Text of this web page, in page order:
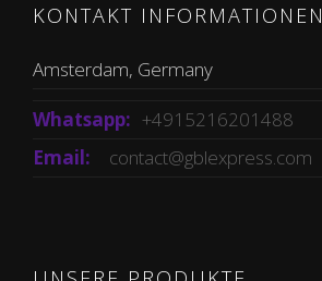
KONTAKT INFORMATIONEN
Amsterdam, Germany
Whatsapp: +4915216201488
Email:
contact@gblexpress.com